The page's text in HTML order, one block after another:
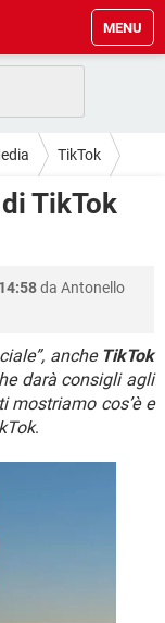
MENU
10
10
TikTok
TikTok
da Antonello
anche TikTok
darà consigli agli
mostriamo cos’è e
.